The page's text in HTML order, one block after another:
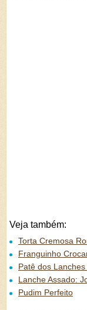
Veja também:
Torta Cremosa
Franguinho
Patê dos
Lanche Assado:
Pudim Perfeito